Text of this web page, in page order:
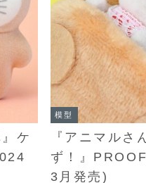
ケ
模型
『アニマルさ
ず！』
3月発売)